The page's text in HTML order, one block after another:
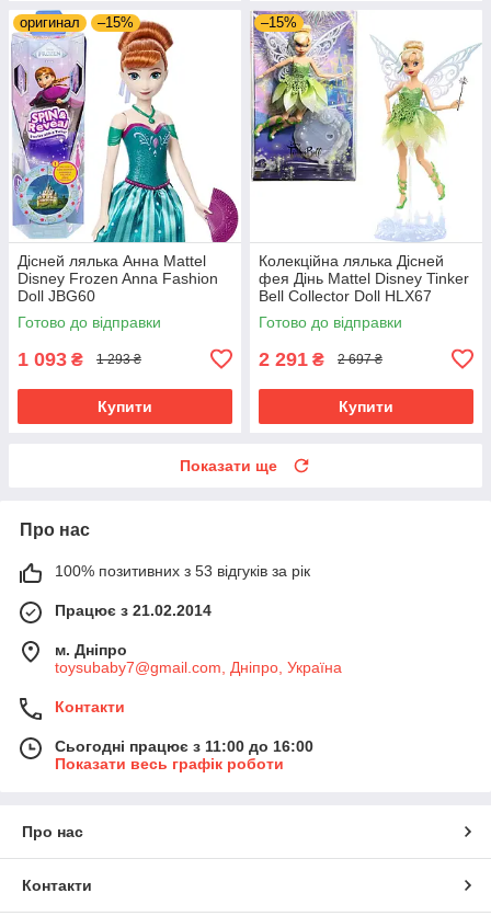
оригинал –15%
Дісней лялька Анна Mattel
Disney Frozen Anna Fashion
Doll JBG60
Готово до відправки
1 093 ₴ 1 293 ₴
Купити
–15%
Колекційна лялька Дісней
фея Дінь Mattel Disney Tinker
Bell Collector Doll HLX67
Готово до відправки
2 291 ₴ 2 697 ₴
Купити
Показати ще
Про нас
100% позитивних з 53 відгуків за рік
Працює з 21.02.2014
м. Дніпро
toysubaby7@gmail.com, Дніпро, Україна
Контакти
Сьогодні працює з 11:00 до 16:00
Показати весь графік роботи
Про нас
Контакти